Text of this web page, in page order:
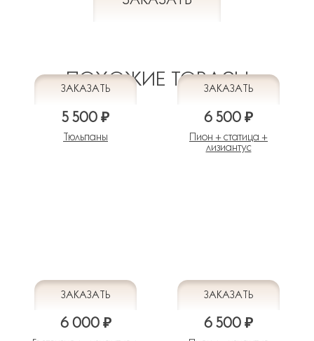
ПОХОЖИЕ ТОВАРЫ
5 500 ₽
Тюльпаны
6 500 ₽
Пион + статица +
лизиантус
6 000 ₽ 6 500 ₽